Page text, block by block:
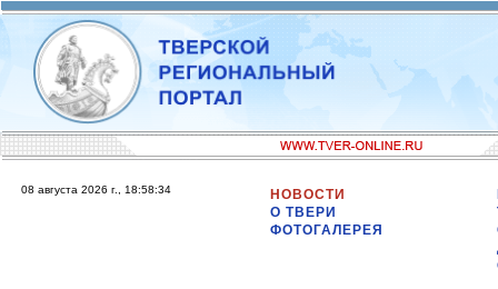
08 августа 2026 г., 18:58:34
НОВОСТИ
О ТВЕРИ
ФОТОГАЛЕРЕЯ